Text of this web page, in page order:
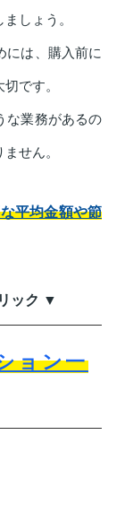
しょう。
には、購入前に
です。
な業務があるの
せん。
平均金額や節
ック ▼
ョン一